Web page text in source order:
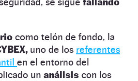
como telón de fondo, la
uno de los referentes
en el entorno del
un análisis con los